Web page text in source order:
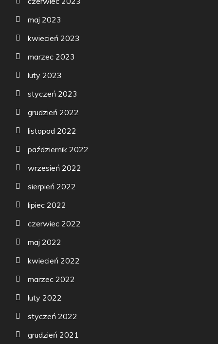
maj 2023
kwiecień 2023
marzec 2023
luty 2023
styczeń 2023
grudzień 2022
listopad 2022
październik 2022
wrzesień 2022
sierpień 2022
lipiec 2022
czerwiec 2022
maj 2022
kwiecień 2022
marzec 2022
luty 2022
styczeń 2022
grudzień 2021